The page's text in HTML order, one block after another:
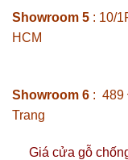
Showroom 5 : 10/
HCM
Showroom 6 : 489
Trang
Giá cửa gỗ